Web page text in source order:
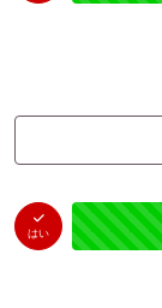
はい
はい
（0件）
未投票